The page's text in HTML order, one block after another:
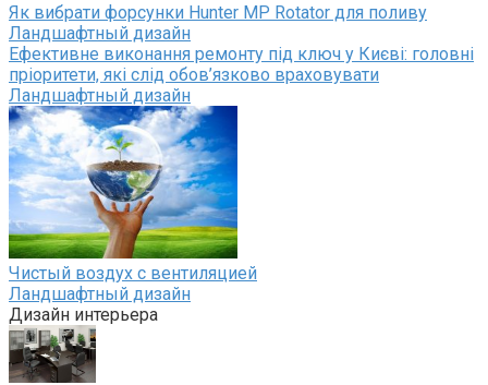
Як вибрати форсунки Hunter MP Rotator для поливу
Ландшафтный дизайн
Ефективне виконання ремонту під ключ у Києві: головні
пріоритети, які слід обов’язково враховувати
Ландшафтный дизайн
Чистый воздух с вентиляцией
Ландшафтный дизайн
Дизайн интерьера